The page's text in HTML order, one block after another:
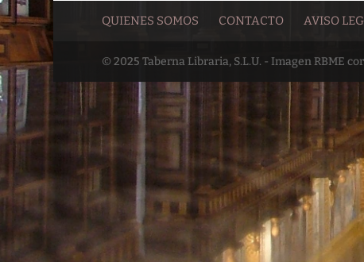
QUIENES SOMOS CONTACTO AVISO
© 2025 Taberna Libraria, S.L.U. - Imagen RBME